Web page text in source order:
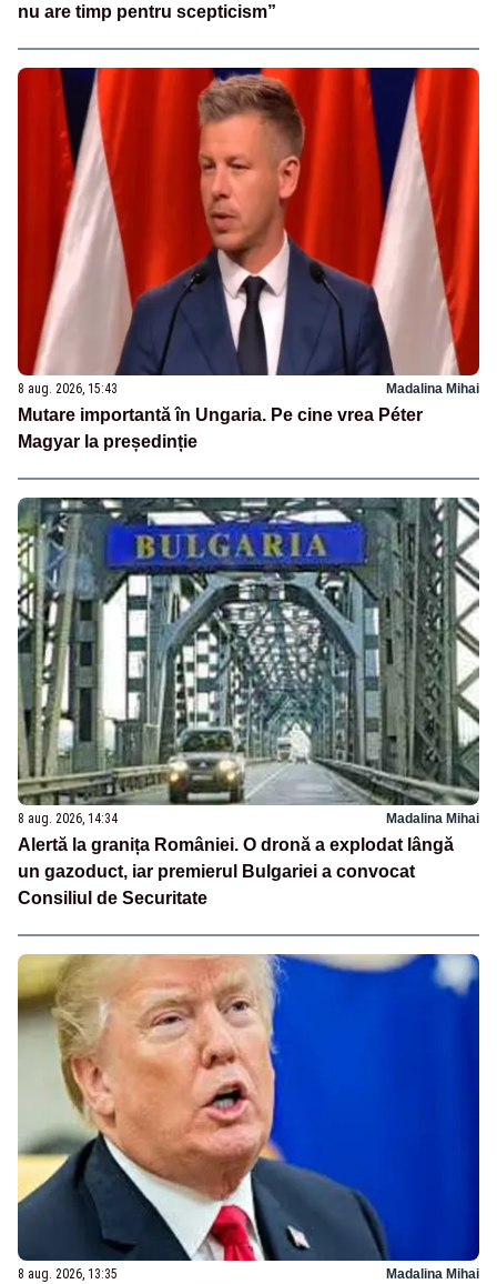
nu are timp pentru scepticism”
8 aug. 2026, 15:43 Madalina Mihai
Mutare importantă în Ungaria. Pe cine vrea Péter
Magyar la președinție
8 aug. 2026, 14:34 Madalina Mihai
Alertă la granița României. O dronă a explodat lângă
un gazoduct, iar premierul Bulgariei a convocat
Consiliul de Securitate
8 aug. 2026, 13:35 Madalina Mihai